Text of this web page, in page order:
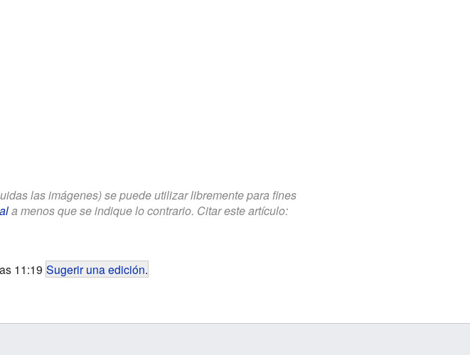
las imágenes) se puede utilizar libremente para fines
a menos que se indique lo contrario. Citar este artículo:
11:19 Sugerir una edición.